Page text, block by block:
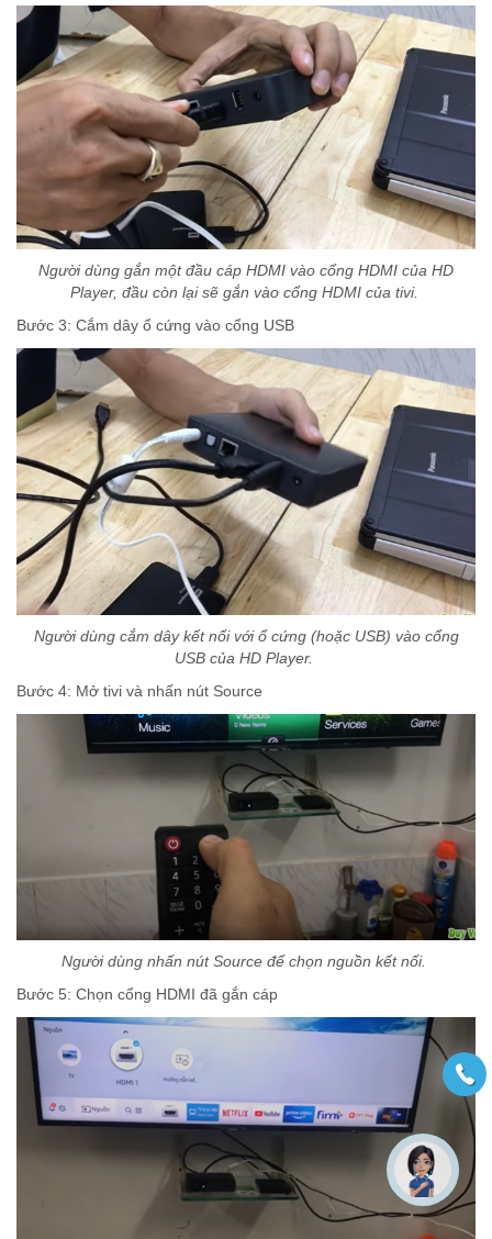
Người dùng gắn một đầu cáp HDMI vào cổng HDMI của HD
Player, đầu còn lại sẽ gắn vào cổng HDMI của tivi.
Bước 3: Cắm dây ổ cứng vào cổng USB
Người dùng cắm dây kết nối với ổ cứng (hoặc USB) vào cổng
USB của HD Player.
Bước 4: Mở tivi và nhấn nút Source
Người dùng nhấn nút Source để chọn nguồn kết nối.
Bước 5: Chọn cổng HDMI đã gắn cáp